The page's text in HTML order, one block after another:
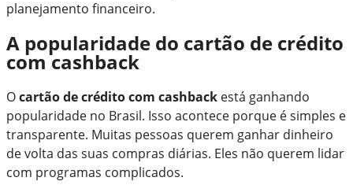
planejamento financeiro.
A popularidade do cartão de crédito
com cashback
Ocartão de crédito com cashback está ganhando
popularidade no Brasil. Isso acontece porque é simples e
transparente. Muitas pessoas querem ganhar dinheiro
de volta das suas compras diárias. Eles não querem lidar
com programas complicados.